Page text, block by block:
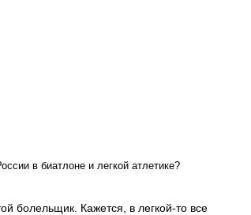
в биатлоне и легкой атлетике?
болельщик. Кажется, в легкой-то все